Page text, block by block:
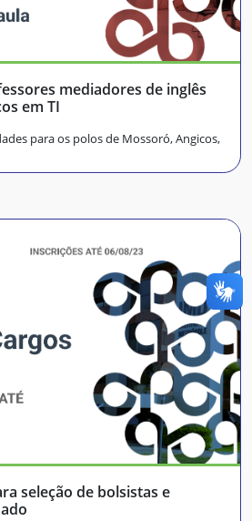
mediadores de inglês
em TI
para os polos de Mossoró, Angicos,
seleção de bolsistas e